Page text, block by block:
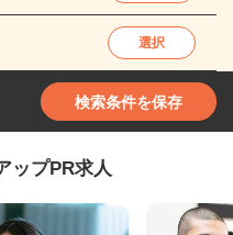
選択
検索条件を保存
ップPR求人